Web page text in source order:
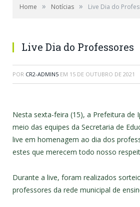
Home » Notícias » Live Dia do
Live Dia do Professores
POR CR2-ADMIN5 EM 15 DE OUTUBRO DE 2021
Nesta sexta-feira (15), a Prefeitura de
meio das equipes da Secretaria de
live em homenagem ao dia dos
estes que merecem todo nosso
Durante a live, foram realizados
professores da rede municipal de